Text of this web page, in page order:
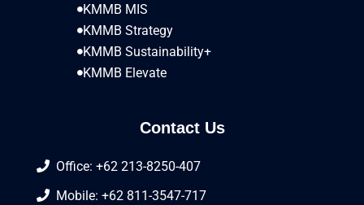
KMMB MIS
KMMB Strategy
KMMB Sustainability+
KMMB Elevate
Contact Us
Office: +62 213-8250-407
Mobile: +62 811-3547-717